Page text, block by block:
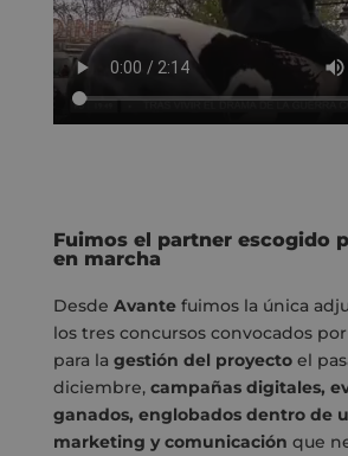
Fuimos el partner escogido
en marcha
Desde Avantefuimos la única
los tres concursos convocados
para la gestión del proyectoel
diciembre, campañas digitales,
ganados, englobados dentro de
marketing y comunicación que